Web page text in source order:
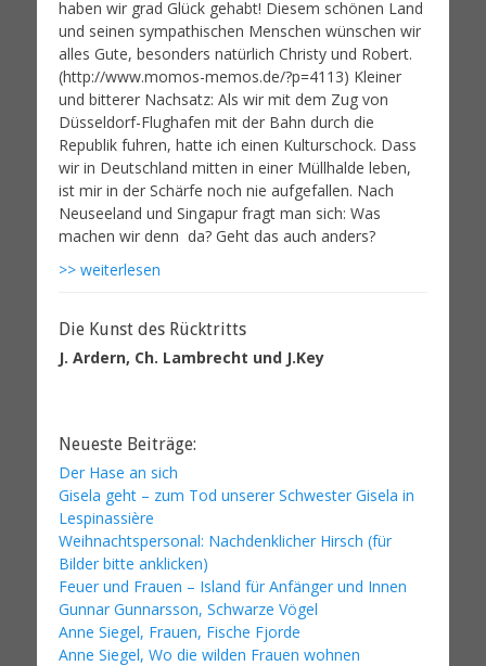
>> weiterlesen
Die Kunst des Rücktritts
J. Ardern, Ch. Lambrecht und J.Key
Neueste Beiträge:
Der Hase an sich
Gisela geht – zum Tod unserer Schwester Gisela in
Lespinassière
Weihnachtspersonal: Nachdenklicher Hirsch (für
Bilder bitte anklicken)
Feuer und Frauen – Island für Anfänger und Innen
Gunnar Gunnarsson, Schwarze Vögel
Anne Siegel, Frauen, Fische Fjorde
Anne Siegel, Wo die wilden Frauen wohnen